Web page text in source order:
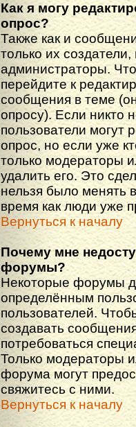
Как я могу
опрос?
Также как и
только их
администраторы.
перейдите к
сообщения в теме
опросу). Если никто
пользователи могут
опрос, но если уже
только модераторы
удалить его. Это
нельзя было менять
время как люди уже
Вернуться к началу
Почему мне
форумы?
Некоторые форумы
определённым
пользователей.
создавать
потребоваться
Только модераторы
форума могут
свяжитесь с ними.
Вернуться к началу